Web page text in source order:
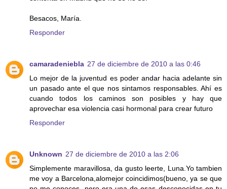
Besacos, María.
Responder
camaradeniebla 27 de diciembre de 2010 a las 0:46
Lo mejor de la juventud es poder andar hacia adelante sin
un pasado ante el que nos sintamos responsables. Ahí es
cuando todos los caminos son posibles y hay que
aprovechar esa violencia casi hormonal para crear futuro
Responder
Unknown 27 de diciembre de 2010 a las 2:06
Simplemente maravillosa, da gusto leerte, Luna.Yo tambien
me voy a Barcelona,alomejor coincidimos(bueno, ya se que